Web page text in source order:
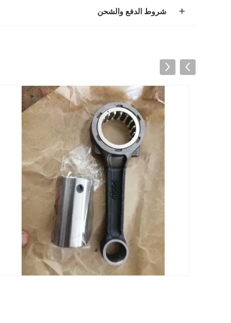
شروط الدفع والشحن